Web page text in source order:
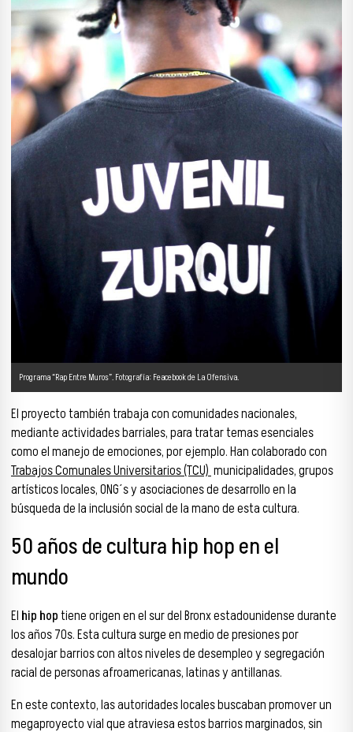
Programa “Rap Entre Muros”. Fotografía: Feacebook de La Ofensiva.
El proyecto también trabaja con comunidades nacionales,
mediante actividades barriales, para tratar temas esenciales
como el manejo de emociones, por ejemplo. Han colaborado con
Trabajos Comunales Universitarios (TCU)municipalidades, grupos
artísticos locales, ONG´s y asociaciones de desarrollo en la
búsqueda de la inclusión social de la mano de esta cultura.
50 años de cultura hip hop en el
mundo
El hip hoptiene origen en el sur del Bronx estadounidense durante
los años 70s. Esta cultura surge en medio de presiones por
desalojar barrios con altos niveles de desempleo y segregación
racial de personas afroamericanas, latinas y antillanas.
En este contexto, las autoridades locales buscaban promover un
megaproyecto vial que atraviesa estos barrios marginados, sin